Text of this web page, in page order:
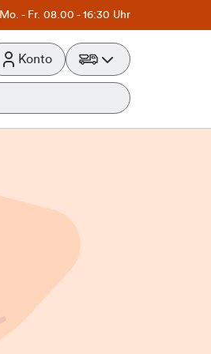
Mo. - Fr. 08.00 - 16:30 Uhr
Konto